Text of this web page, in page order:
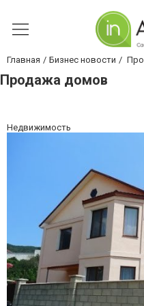
Главная Бизнес новости
Продажа домов
Недвижимость